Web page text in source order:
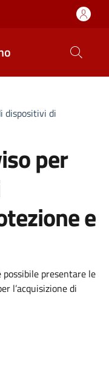
dispositivi di
per
e
presentare le
l’acquisizione di